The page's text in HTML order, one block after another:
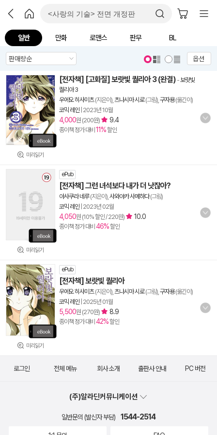
일반 만화 로맨스 판무 BL
옵션
미리읽기
[전자책] [고화질] 보랏빛 퀄리아 3 (완결) -보랏빛
퀄리아 3
우에오 히사미츠(지은이), 츠나시마 시로(그림), 구자용(옮긴이)
코믹 레인 2023년 10월
4,000원 (200원) 9.4
종이책 정가 대비 11%할인
미리읽기
ePub
[전자책] 그런 녀석보다 내가 더 낫잖아?
아사쿠라 네루(지은이), 사와야카 사메하다(그림)
코믹 레인 2023년 02월
4,050원 (10% 할인 / 220원) 10.0
종이책 정가 대비 46%할인
미리읽기
ePub
[전자책] 보랏빛 퀄리아
우에오 히사미츠(지은이), 츠나시마 시로(그림), 구자용(옮긴이)
코믹 레인 2025년 01월
5,500원 (270원) 8.9
종이책 정가 대비 42%할인
로그인 전체 메뉴 회사 소개 출판사 안내 PC 버전
(주)알라딘커뮤니케이션
일반문의 (발신자 부담) 1544-2514